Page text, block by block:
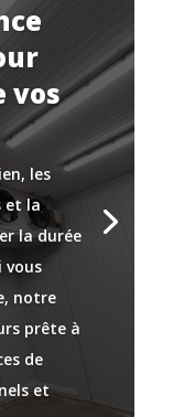
vos
les
et la
la durée
vous
notre
prête à
de
et